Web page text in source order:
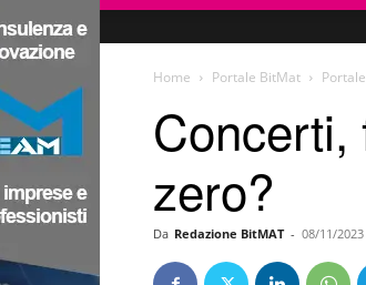
Home Portale BitMat
Concerti,
zero?
Da Redazione BitMAT - 08/11/2023